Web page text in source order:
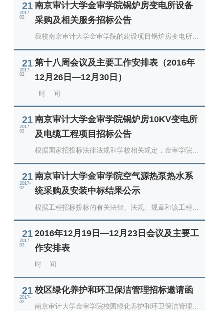
21
2017-
02
南京审计大学金审学院锅炉房变电所设备
采购及相关服务招标公告
我校南京审计大学金审学院的建设项目锅炉房变电所设
备采购及相关服务，进行国内公开招标，现就有关事宜
公
21
2017-
02
第十八周会议及主要工作安排表（2016年
12月26日—12月30日）
时 间
21
2017-
02
南京审计大学金审学院锅炉房10KV变电所
及电缆工程项目招标公告
根据国家招投标法律法规和学校相关规定，金审学院对
锅炉房10KV变电所及电缆工程项目进行公开招标，欢
21
2017-
02
南京审计大学金审学院空气源热泵热水系
统采购及安装中标结果公示
根据工程招标投标的有关法律、法规、规章和该工程招
标文件的规定，南京审计大学金审学院的空气源热泵热
水
21
2017-
02
2016年12月19日—12月23日会议及主要工
作安排表
时 间
21
2017-
02
校区绿化养护和环卫保洁管理招标邀请函
南京审计大学金审学院校园绿化养护和环卫保洁管理现